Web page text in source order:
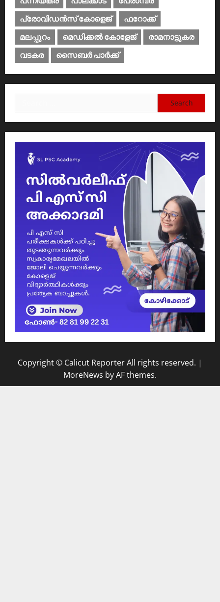
പ്രോവിഡന്‍സ് കോളെജ്‌
ഫറോക്ക്
മലപ്പുറം
മെഡിക്കൽ കോളേജ്‌
രാമനാട്ടുകര
വടകര
സൈബര്‍ പാര്‍ക്ക്‌
for:
Copyright © Calicut Reporter All rights reserved. |
MoreNews by AF themes.